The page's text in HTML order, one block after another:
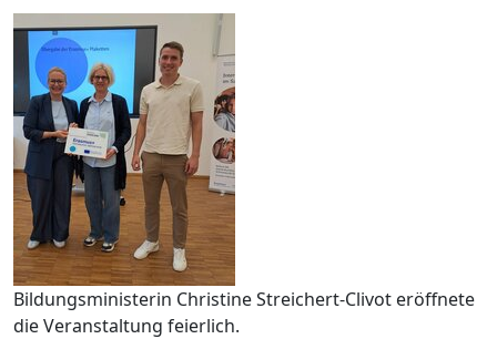
Bildungsministerin Christine Streichert-Clivot eröffnete
die Veranstaltung feierlich.